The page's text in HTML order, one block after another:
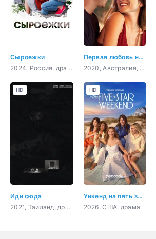
Сыроежки
2024, Россия, драма
Первая любовь навсегда
2020, Австралия, Филиппины, драма, мелодрама
Иди сюда
2021, Таиланд, драма
HD
Уикенд на пять звёзд
2026, США, драма
HD